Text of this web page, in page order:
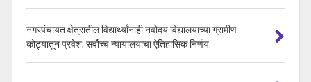
नगरपंचायत क्षेत्रातील विद्यार्थ्यांनाही नवोदय विद्यालयाच्या ग्रामीण
कोट्यातून प्रवेश; सर्वोच्च न्यायालयाचा ऐतिहासिक निर्णय.